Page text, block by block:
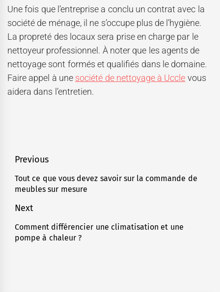
Une fois que l’entreprise a conclu un contrat avec la
société de ménage, il ne s’occupe plus de l’hygiène.
La propreté des locaux sera prise en charge par le
nettoyeur professionnel. À noter que les agents de
nettoyage sont formés et qualifiés dans le domaine.
Faire appel à une société de nettoyage à Uccle vous
aidera dans l’entretien.
Navigation
de
l’article
Previous
Previous
post:
Tout ce que vous devez savoir sur la commande de
meubles sur mesure
Next
Next
post:
Comment différencier une climatisation et une
pompe à chaleur ?